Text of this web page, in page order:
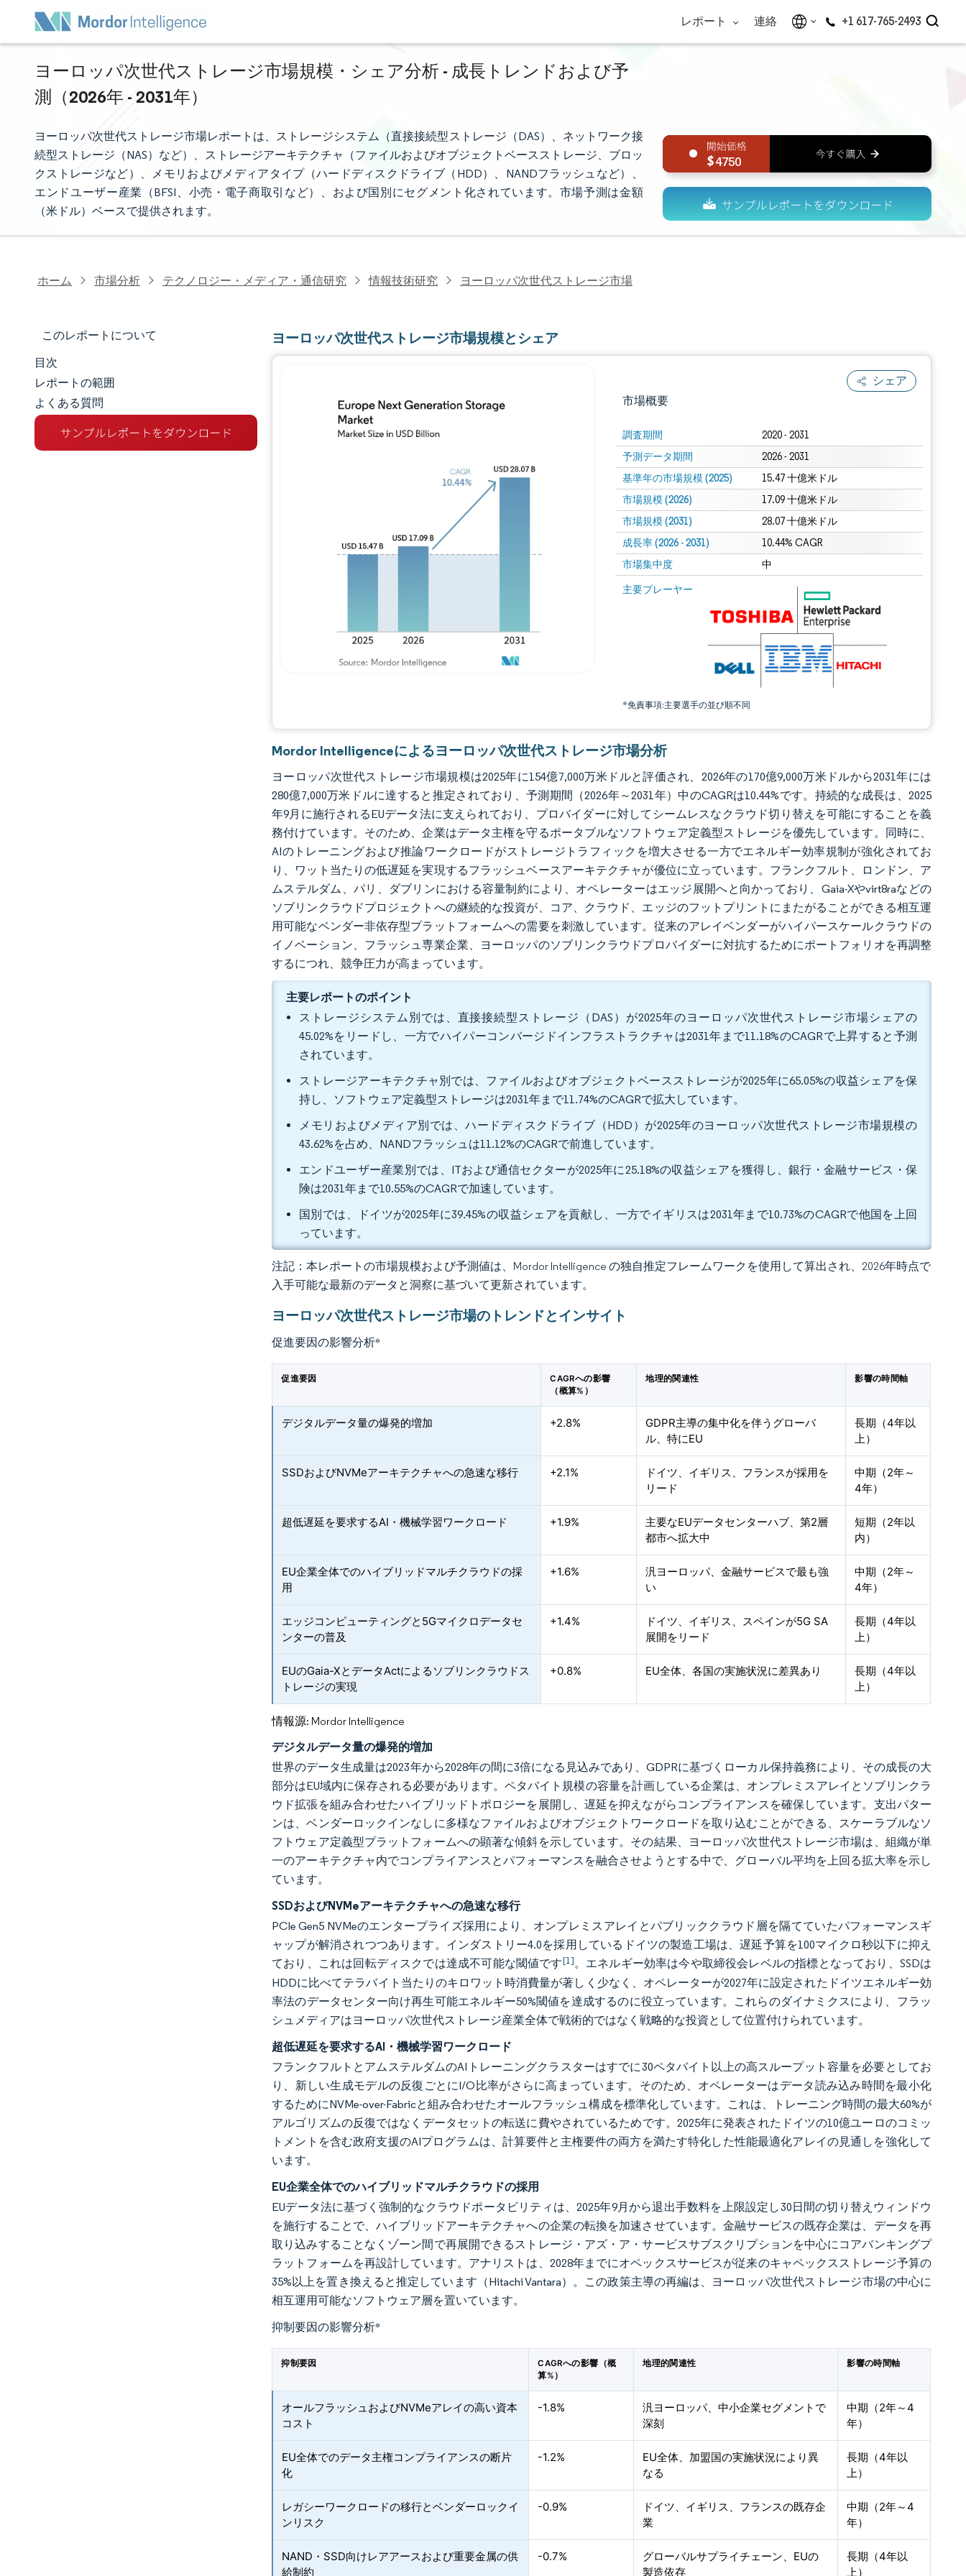
レポート 連絡 +1 617-765-2493
ヨーロッパ次世代ストレージ市場規模・シェア分析 - 成長トレンドおよび予
測（2026年 - 2031年）
ヨーロッパ次世代ストレージ市場レポートは、ストレージシステム（直接接続型ストレージ（DAS）、ネットワーク接
続型ストレージ（NAS）など）、ストレージアーキテクチャ（ファイルおよびオブジェクトベースストレージ、ブロッ
クストレージなど）、メモリおよびメディアタイプ（ハードディスクドライブ（HDD）、NANDフラッシュなど）、
エンドユーザー産業（BFSI、小売・電子商取引など）、および国別にセグメント化されています。市場予測は金額
（米ドル）ベースで提供されます。
4750
ホーム 市場分析 テクノロジー・メディア・通信研究 情報技術研究 ヨーロッパ次世代ストレージ市場
このレポートについて
市場規模とシェア
市場分析
トレンドとインサイト
目次
レポートの範囲
よくある質問
ヨーロッパ次世代ストレージ市場規模とシェア
シェア
市場概要
調査期間 2020 - 2031
予測データ期間 2026 - 2031
基準年の市場規模 (2025) 15.47 十億米ドル
市場規模 (2026) 17.09 十億米ドル
市場規模 (2031) 28.07 十億米ドル
成長率 (2026 - 2031) 10.44% CAGR
市場集中度 中
主要プレーヤー
*免責事項:主要選手の並び順不同
画像 © Mordor Intelligence。再利用にはCC BY 4.0の表示が必要です。
画像 © Mordor Intelligence。再利用にはCC BY 4.0の表示が必要です。
Mordor Intelligenceによるヨーロッパ次世代ストレージ市場分析
ヨーロッパ次世代ストレージ市場規模は2025年に154億7,000万米ドルと評価され、2026年の170億9,000万米ドルから2031年には
280億7,000万米ドルに達すると推定されており、予測期間（2026年～2031年）中のCAGRは10.44%です。持続的な成長は、2025
年9月に施行されるEUデータ法に支えられており、プロバイダーに対してシームレスなクラウド切り替えを可能にすることを義
務付けています。そのため、企業はデータ主権を守るポータブルなソフトウェア定義型ストレージを優先しています。同時に、
AIのトレーニングおよび推論ワークロードがストレージトラフィックを増大させる一方でエネルギー効率規制が強化されてお
り、ワット当たりの低遅延を実現するフラッシュベースアーキテクチャが優位に立っています。フランクフルト、ロンドン、ア
ムステルダム、パリ、ダブリンにおける容量制約により、オペレーターはエッジ展開へと向かっており、Gaia-Xやvirt8raなどの
ソブリンクラウドプロジェクトへの継続的な投資が、コア、クラウド、エッジのフットプリントにまたがることができる相互運
用可能なベンダー非依存型プラットフォームへの需要を刺激しています。従来のアレイベンダーがハイパースケールクラウドの
イノベーション、フラッシュ専業企業、ヨーロッパのソブリンクラウドプロバイダーに対抗するためにポートフォリオを再調整
するにつれ、競争圧力が高まっています。
主要レポートのポイント
ストレージシステム別では、直接接続型ストレージ（DAS）が2025年のヨーロッパ次世代ストレージ市場シェアの
45.02%をリードし、一方でハイパーコンバージドインフラストラクチャは2031年まで11.18%のCAGRで上昇すると予測
されています。
ストレージアーキテクチャ別では、ファイルおよびオブジェクトベースストレージが2025年に65.05%の収益シェアを保
持し、ソフトウェア定義型ストレージは2031年まで11.74%のCAGRで拡大しています。
メモリおよびメディア別では、ハードディスクドライブ（HDD）が2025年のヨーロッパ次世代ストレージ市場規模の
43.62%を占め、NANDフラッシュは11.12%のCAGRで前進しています。
エンドユーザー産業別では、ITおよび通信セクターが2025年に25.18%の収益シェアを獲得し、銀行・金融サービス・保
険は2031年まで10.55%のCAGRで加速しています。
国別では、ドイツが2025年に39.45%の収益シェアを貢献し、一方でイギリスは2031年まで10.73%のCAGRで他国を上回
っています。
注記：本レポートの市場規模および予測値は、Mordor Intelligence の独自推定フレームワークを使用して算出され、2026年時点で
入手可能な最新のデータと洞察に基づいて更新されています。
ヨーロッパ次世代ストレージ市場のトレンドとインサイト
促進要因の影響分析*
促進要因
CAGRへの影響
（概算%）
地理的関連性 影響の時間軸
デジタルデータ量の爆発的増加 +2.8%
GDPR主導の集中化を伴うグローバ
ル、特にEU
長期（4年以
上）
SSDおよびNVMeアーキテクチャへの急速な移行 +2.1%
ドイツ、イギリス、フランスが採用を
リード
中期（2年～
4年）
超低遅延を要求するAI・機械学習ワークロード +1.9%
主要なEUデータセンターハブ、第2層
都市へ拡大中
短期（2年以
内）
EU企業全体でのハイブリッドマルチクラウドの採
用
+1.6%
汎ヨーロッパ、金融サービスで最も強
い
中期（2年～
4年）
エッジコンピューティングと5Gマイクロデータセ
ンターの普及
+1.4%
ドイツ、イギリス、スペインが5G SA
展開をリード
長期（4年以
上）
EUのGaia-XとデータActによるソブリンクラウドス
トレージの実現
+0.8% EU全体、各国の実施状況に差異あり
長期（4年以
上）
情報源: Mordor Intelligence
デジタルデータ量の爆発的増加
世界のデータ生成量は2023年から2028年の間に3倍になる見込みであり、GDPRに基づくローカル保持義務により、その成長の大
部分はEU域内に保存される必要があります。ペタバイト規模の容量を計画している企業は、オンプレミスアレイとソブリンクラ
ウド拡張を組み合わせたハイブリッドトポロジーを展開し、遅延を抑えながらコンプライアンスを確保しています。支出パター
ンは、ベンダーロックインなしに多様なファイルおよびオブジェクトワークロードを取り込むことができる、スケーラブルなソ
フトウェア定義型プラットフォームへの顕著な傾斜を示しています。その結果、ヨーロッパ次世代ストレージ市場は、組織が単
一のアーキテクチャ内でコンプライアンスとパフォーマンスを融合させようとする中で、グローバル平均を上回る拡大率を示し
ています。
SSDおよびNVMeアーキテクチャへの急速な移行
PCIe Gen5 NVMeのエンタープライズ採用により、オンプレミスアレイとパブリッククラウド層を隔てていたパフォーマンスギ
ャップが解消されつつあります。インダストリー4.0を採用しているドイツの製造工場は、遅延予算を100マイクロ秒以下に抑え
ており、これは回転ディスクでは達成不可能な閾値です[1]。エネルギー効率は今や取締役会レベルの指標となっており、SSDは
HDDに比べてテラバイト当たりのキロワット時消費量が著しく少なく、オペレーターが2027年に設定されたドイツエネルギー効
率法のデータセンター向け再生可能エネルギー50%閾値を達成するのに役立っています。これらのダイナミクスにより、フラッ
シュメディアはヨーロッパ次世代ストレージ産業全体で戦術的ではなく戦略的な投資として位置付けられています。
超低遅延を要求するAI・機械学習ワークロード
フランクフルトとアムステルダムのAIトレーニングクラスターはすでに30ペタバイト以上の高スループット容量を必要としてお
り、新しい生成モデルの反復ごとにI/O比率がさらに高まっています。そのため、オペレーターはデータ読み込み時間を最小化
するためにNVMe-over-Fabricと組み合わせたオールフラッシュ構成を標準化しています。これは、トレーニング時間の最大60%が
アルゴリズムの反復ではなくデータセットの転送に費やされているためです。2025年に発表されたドイツの10億ユーロのコミッ
トメントを含む政府支援のAIプログラムは、計算要件と主権要件の両方を満たす特化した性能最適化アレイの見通しを強化して
います。
EU企業全体でのハイブリッドマルチクラウドの採用
EUデータ法に基づく強制的なクラウドポータビリティは、2025年9月から退出手数料を上限設定し30日間の切り替えウィンドウ
を施行することで、ハイブリッドアーキテクチャへの企業の転換を加速させています。金融サービスの既存企業は、データを再
取り込みすることなくゾーン間で再展開できるストレージ・アズ・ア・サービスサブスクリプションを中心にコアバンキングプ
ラットフォームを再設計しています。アナリストは、2028年までにオペックスサービスが従来のキャペックスストレージ予算の
35%以上を置き換えると推定しています（Hitachi Vantara）。この政策主導の再編は、ヨーロッパ次世代ストレージ市場の中心に
相互運用可能なソフトウェア層を置いています。
抑制要因の影響分析*
抑制要因
CAGRへの影響（概
算%）
地理的関連性 影響の時間軸
オールフラッシュおよびNVMeアレイの高い資本
コスト
-1.8%
汎ヨーロッパ、中小企業セグメントで
深刻
中期（2年～4
年）
EU全体でのデータ主権コンプライアンスの断片
化
-1.2%
EU全体、加盟国の実施状況により異
なる
長期（4年以
上）
レガシーワークロードの移行とベンダーロックイ
ンリスク
-0.9%
ドイツ、イギリス、フランスの既存企
業
中期（2年～4
年）
NAND・SSD向けレアアースおよび重要金属の供
給制約
-0.7%
グローバルサプライチェーン、EUの
製造依存
長期（4年以
上）